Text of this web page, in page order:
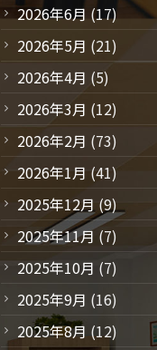
2026年6月 (17)
2026年5月 (21)
2026年4月 (5)
2026年3月 (12)
2026年2月 (73)
2026年1月 (41)
2025年12月 (9)
2025年11月(7)
2025年10月 (7)
2025年9月 (16)
2025年8月 (12)